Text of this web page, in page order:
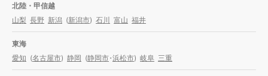
北陸・甲信越
山梨 長野 新潟 (新潟市) 石川 富山 福井
東海
愛知 (名古屋市) 静岡 (静岡市・浜松市) 岐阜 三重